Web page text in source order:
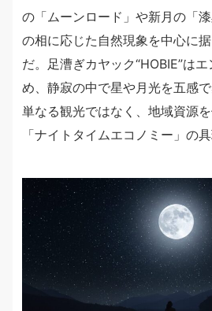
の「ムーンロード」や新月の「
の相に応じた自然現象を中心に
だ。足漕ぎカヤック“HOBIE”は
め、静寂の中で星や月光を五感
単なる観光ではなく、地域資源
「ナイトタイムエコノミー」の具